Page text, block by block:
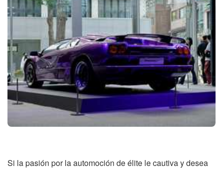
Si la pasión por la automoción de élite le cautiva y desea